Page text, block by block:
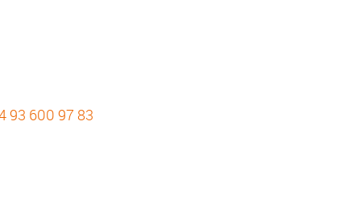
93 600 97 83